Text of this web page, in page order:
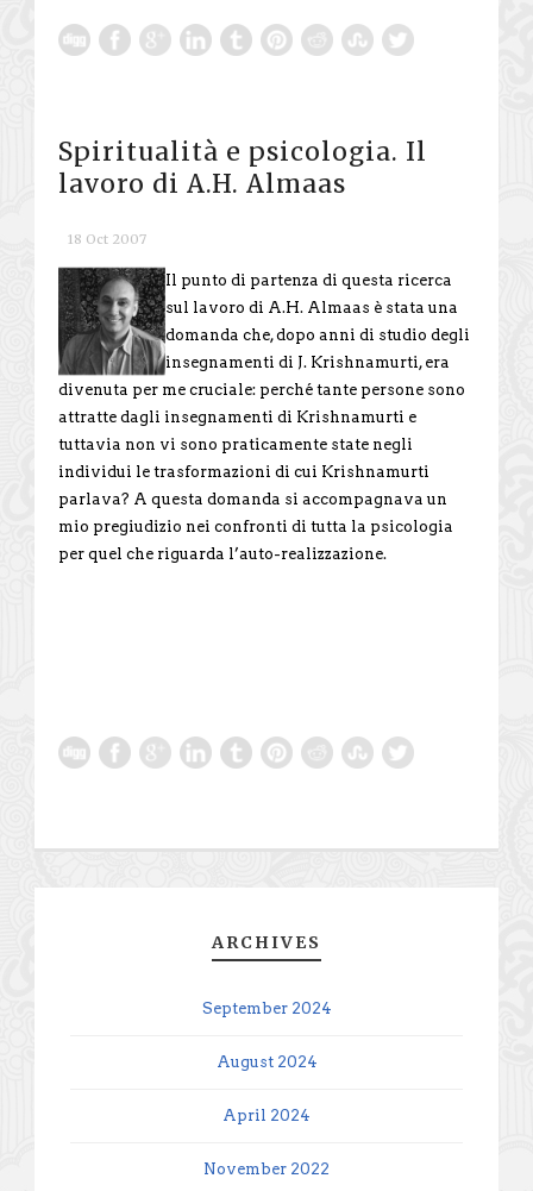
Spiritualità e psicologia. Il
lavoro di A.H. Almaas
18 Oct 2007
Il punto di partenza di questa ricerca
sul lavoro di A.H. Almaas è stata una
domanda che, dopo anni di studio degli
insegnamenti di J. Krishnamurti, era
divenuta per me cruciale: perché tante persone sono
attratte dagli insegnamenti di Krishnamurti e
tuttavia non vi sono praticamente state negli
individui le trasformazioni di cui Krishnamurti
parlava? A questa domanda si accompagnava un
mio pregiudizio nei confronti di tutta la psicologia
per quel che riguarda l’auto-realizzazione.
ARCHIVES
September 2024
August 2024
April 2024
November 2022